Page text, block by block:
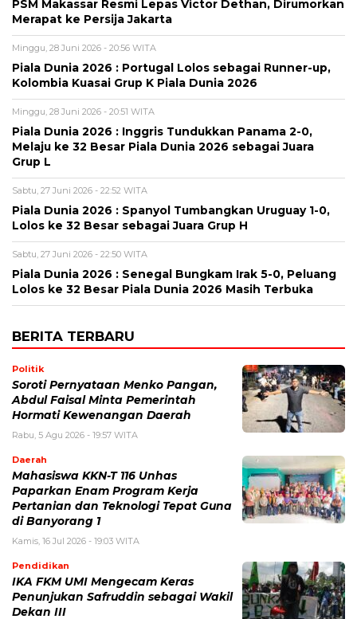
PSM Makassar Resmi Lepas Victor Dethan, Dirumorkan
Merapat ke Persija Jakarta
Minggu, 28 Juni 2026 - 20:56 WITA
Piala Dunia 2026 : Portugal Lolos sebagai Runner-up,
Kolombia Kuasai Grup K Piala Dunia 2026
Minggu, 28 Juni 2026 - 20:51 WITA
Piala Dunia 2026 : Inggris Tundukkan Panama 2-0,
Melaju ke 32 Besar Piala Dunia 2026 sebagai Juara
Grup L
Sabtu, 27 Juni 2026 - 22:52 WITA
Piala Dunia 2026 : Spanyol Tumbangkan Uruguay 1-0,
Lolos ke 32 Besar sebagai Juara Grup H
Sabtu, 27 Juni 2026 - 22:50 WITA
Piala Dunia 2026 : Senegal Bungkam Irak 5-0, Peluang
Lolos ke 32 Besar Piala Dunia 2026 Masih Terbuka
BERITA TERBARU
Politik
Soroti Pernyataan Menko Pangan,
Abdul Faisal Minta Pemerintah
Hormati Kewenangan Daerah
Rabu, 5 Agu 2026 - 19:57 WITA
Daerah
Mahasiswa KKN-T 116 Unhas
Paparkan Enam Program Kerja
Pertanian dan Teknologi Tepat Guna
di Banyorang 1
Kamis, 16 Jul 2026 - 19:03 WITA
Pendidikan
IKA FKM UMI Mengecam Keras
Penunjukan Safruddin sebagai Wakil
Dekan III